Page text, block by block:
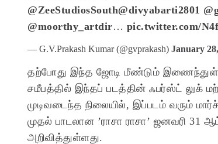
@ZeeStudiosSouth@divyabarti2801
@moorthy_artdir… pic.twitter.com/
— G.V.Prakash Kumar (@gvprakash) January
தற்போது இந்த ஜோடி மீண்டும்
சமீபத்தில் இந்தப் படத்தின் ஃபர்ஸ்ட் லுக்
முடிவடைந்த நிலையில், இப்படம் வரும்
முதல் பாடலான ’ராசா ராசா’ ஜனவரி 31
அறிவித்துள்ளது.